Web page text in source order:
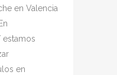
en Valencia
en